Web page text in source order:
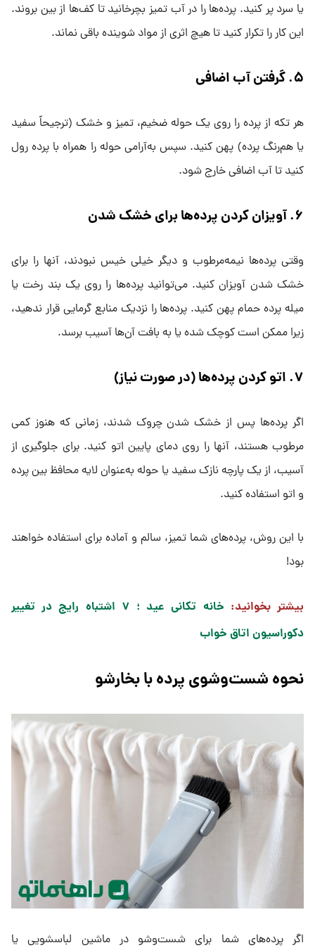
یا سرد پر کنید. پرده‌ها را در آب تمیز بچرخانید تا کف‌ها از بین بروند.
این کار را تکرار کنید تا هیچ اثری از مواد شوینده باقی نماند.
۵.گرفتن آب اضافی
هر تکه از پرده را روی یک حوله ضخیم، تمیز و خشک (ترجیحاً سفید
یا هم‌رنگ پرده) پهن کنید. سپس به‌آرامی حوله را همراه با پرده رول
کنید تا آب اضافی خارج شود.
۶.آویزان کردن پرده‌ها برای خشک شدن
وقتی پرده‌ها نیمه‌مرطوب و دیگر خیلی خیس نبودند، آنها را برای
خشک شدن آویزان کنید. می‌توانید پرده‌ها را روی یک بند رخت یا
میله پرده حمام پهن کنید. پرده‌ها را نزدیک منابع گرمایی قرار ندهید،
زیرا ممکن است کوچک شده یا به بافت آن‌ها آسیب برسد.
۷. اتو کردن پرده‌ها (در صورت نیاز)
اگر پرده‌ها پس از خشک شدن چروک شدند، زمانی که هنوز کمی
مرطوب هستند، آنها را روی دمای پایین اتو کنید. برای جلوگیری از
آسیب، از یک پارچه نازک سفید یا حوله به‌عنوان لایه محافظ بین پرده
و اتو استفاده کنید.
با این روش، پرده‌های شما تمیز، سالم و آماده برای استفاده خواهند
بود!
بیشتر بخوانید:
خانه‌ تکانی عید ؛ ۷ اشتباه رایج در تغییر
دکوراسیون اتاق خواب
نحوه شست‌وشوی پرده با بخارشو
اگر پرده‌های شما برای شست‌وشو در ماشین لباسشویی یا